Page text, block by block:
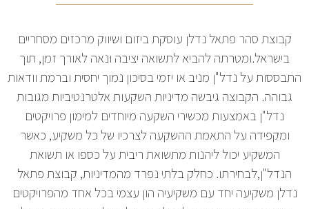
קבוצת סהר פתאל נדלן עוסקת ביזום ושיווק מרכזים מסחריים
בישראל.ומטרתה להביא לתשואה יציבה ונאה לאורך זמן, תוך
התבססות על נדל"ן מניב או יזמי בסיכון נמוך יחסית וברמת וודאות
גבוהה. הקבוצה גיבשה מדיניות השקעות אלטרנטיביות מגובות
נדל"ן באמצעות מכשירי השקעה מיוחדים למימון פרויקטים
ומקפידה על התאמת ההשקעה לצרכיו של כל משקיע, כאשר
המשקיע יכול ליהנות מתשואת ריבית על כספו או תשואת
הנדל"ן,לבחירתו. כחלק בלתי נפרד מהמדיניות, קבוצת פתאל
נדלן משקיעה יחד עם משקיעיה הון עצמי בכל אחד מהפרויקטים